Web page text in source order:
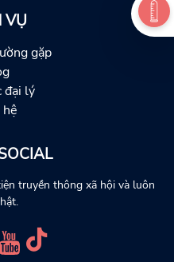
VỤ
gặp
đại lý
truyền thông xã hội và luôn